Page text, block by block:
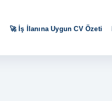
🚀 İş İlanına Uygun CV Özeti